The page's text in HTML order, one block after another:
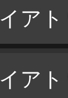
イア
イア